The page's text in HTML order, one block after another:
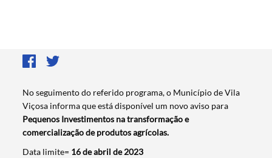
No seguimento do referido programa, o Município de Vila
Viçosa informa que está disponível um novo aviso para
Pequenos Investimentos na transformação e
comercialização de produtos agrícolas.
Data limite= 16 de abril de 2023